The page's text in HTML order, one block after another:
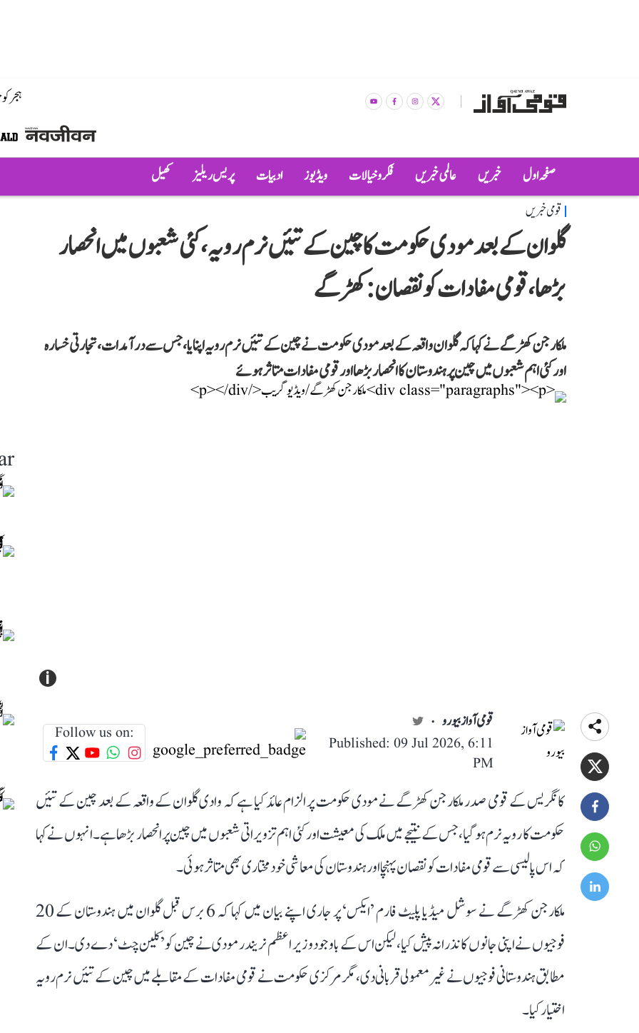
ہجر
صفحہ اول خبریں عالمی خبریں فکر و خیالات ویڈیوز ادبیات پریس ریلیز کھیل
قومی خبریں
گلوان کے بعد مودی حکومت کا چین کے تئیں نرم رویہ، کئی شعبوں میں انحصار
بڑھا، قومی مفادات کو نقصان: کھڑگے
ملکارجن کھڑگے نے کہا کہ گلوان واقعہ کے بعد مودی حکومت نے چین کے تئیں نرم رویہ اپنایا، جس سے درآمدات، تجارتی خسارہ
اور کئی اہم شعبوں میں چین پر ہندوستان کا انحصار بڑھا اور قومی مفادات متاثر ہوئے
i
قومی آواز بیورو
Published: 09 Jul 2026, 6:11
PM
Follow us on:
کانگریس کے قومی صدر ملکارجن کھڑگے نے مودی حکومت پر الزام عائد کیا ہے کہ وادی گلوان کے واقعہ کے بعد چین کے تئیں
حکومت کا رویہ نرم ہو گیا، جس کے نتیجے میں ملک کی معیشت اور کئی اہم تزویراتی شعبوں میں چین پر انحصار بڑھا ہے۔ انہوں نے کہا
کہ اس پالیسی سے قومی مفادات کو نقصان پہنچا اور ہندوستان کی معاشی خود مختاری بھی متاثر ہوئی۔
ملکارجن کھڑگے نے سوشل میڈیا پلیٹ فارم ’ایکس‘ پر جاری اپنے بیان میں کہا کہ 6 برس قبل گلوان میں ہندوستان کے 20
فوجیوں نے اپنی جانوں کا نذرانہ پیش کیا، لیکن اس کے باوجود وزیر اعظم نریندر مودی نے چین کو ’کلین چٹ‘ دے دی۔ ان کے
مطابق ہندوستانی فوجیوں نے غیر معمولی قربانی دی، مگر مرکزی حکومت نے قومی مفادات کے مقابلے میں چین کے تئیں نرم رویہ
اختیار کیا۔